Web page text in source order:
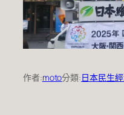
作者:moto分類:日本民生